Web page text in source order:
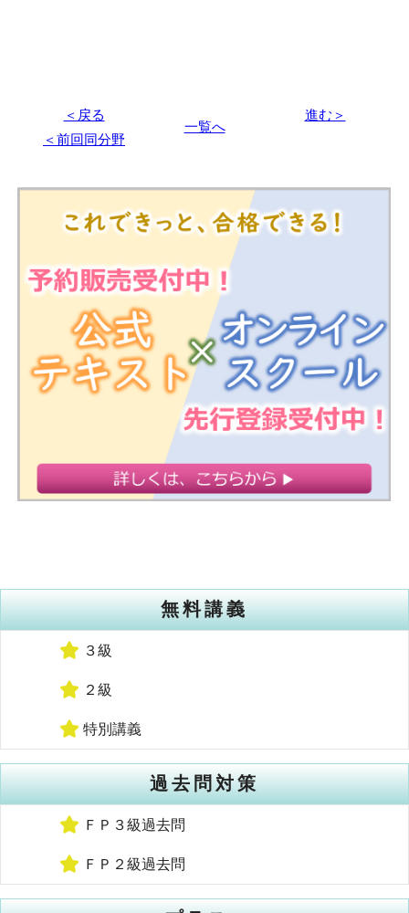
＜戻る
一覧へ
進む＞
＜前回同分野
無料講義
３級
２級
特別講義
過去問対策
ＦＰ３級過去問
ＦＰ２級過去問